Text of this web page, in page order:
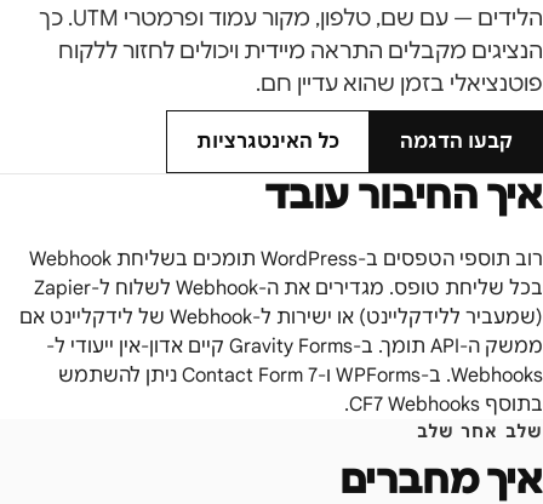
הלידים — עם שם, טלפון, מקור עמוד ופרמטרי UTM. כך
הנציגים מקבלים התראה מיידית ויכולים לחזור ללקוח
פוטנציאלי בזמן שהוא עדיין חם.
קבעו הדגמה כל האינטגרציות
איך החיבור עובד
רוב תוספי הטפסים ב-WordPress תומכים בשליחת Webhook
בכל שליחת טופס. מגדירים את ה-Webhook לשלוח ל-Zapier
(שמעביר ללידקליינט) או ישירות ל-Webhook של לידקליינט אם
ממשק ה-API תומך. ב-Gravity Forms קיים אדון-אין ייעודי ל-
Webhooks. ב-WPForms ו-Contact Form 7 ניתן להשתמש
בתוסף CF7 Webhooks.
שלב אחר שלב
איך מחברים